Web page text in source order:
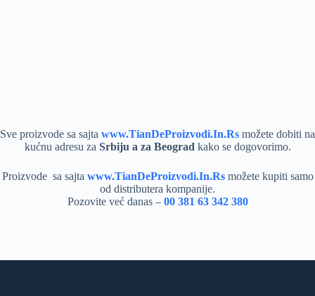
Sve proizvode sa sajta www.TianDeProizvodi.In.Rs možete dobiti na
kućnu adresu za Srbiju a za Beograd kako se dogovorimo.
Proizvode sa sajta www.TianDeProizvodi.In.Rs možete kupiti samo
od distributera kompanije.
Pozovite već danas – 00 381 63 342 380